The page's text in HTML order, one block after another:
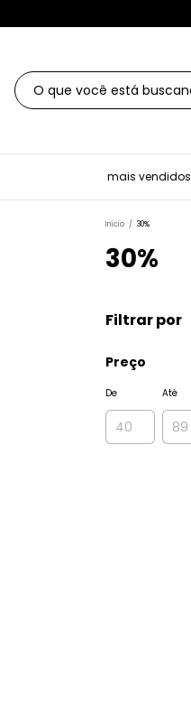
mais vendidos
Início / 30%
30%
Filtrar por
Preço
De Até